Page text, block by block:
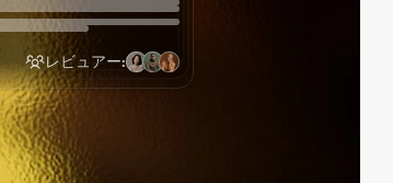
レビュアー:
レビュアー:
レビュアー:
レビュアー: